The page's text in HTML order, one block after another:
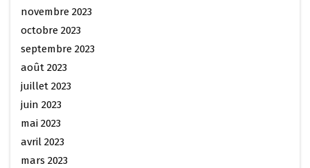
novembre 2023
octobre 2023
septembre 2023
août 2023
juillet 2023
juin 2023
mai 2023
avril 2023
mars 2023